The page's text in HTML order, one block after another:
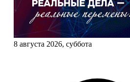
8 августа 2026, суббота